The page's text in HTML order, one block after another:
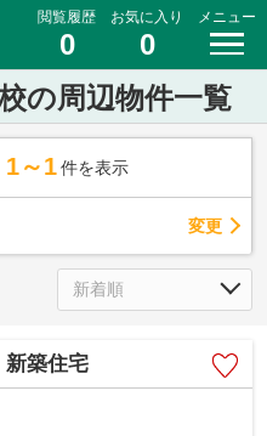
閲覧履歴
0
お気に入り
0
メニュー
の周辺物件一覧
1～1 件を表示
変更
築住宅